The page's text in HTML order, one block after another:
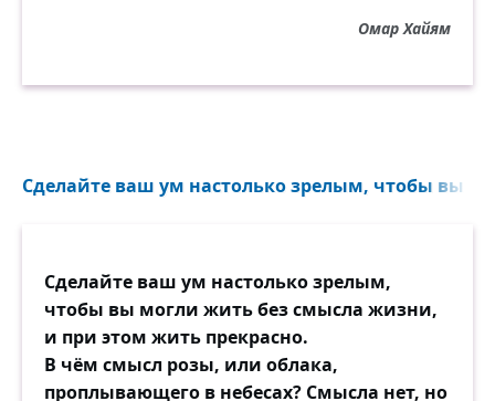
Омар Хайям
Сделайте ваш ум настолько зрелым, чтобы вы
Сделайте ваш ум настолько зрелым,
чтобы вы могли жить без смысла жизни,
и при этом жить прекрасно.
В чём смысл розы, или облака,
проплывающего в небесах? Смысла нет, но